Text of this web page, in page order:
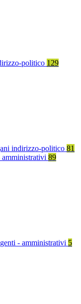
politico 129
indirizzo-politico 81
89
- amministrativi 5